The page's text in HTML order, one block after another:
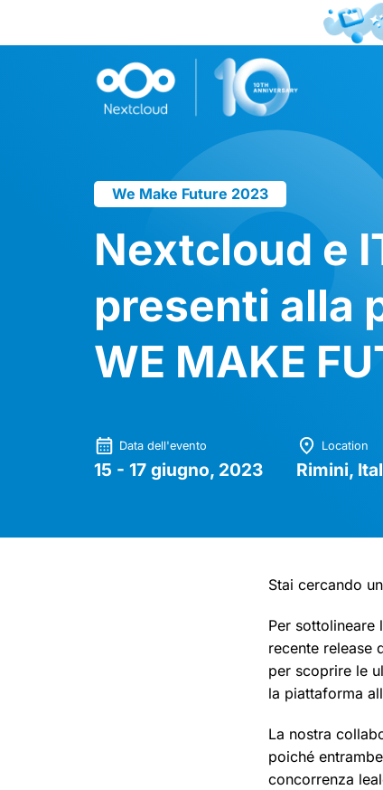
We Make Future 2023
Nextcloud e
presenti alla
WE MAKE
Data dell'evento
15 - 17 giugno, 2023
Location
Rimini,
Stai cercando
Per sottolineare
recente release
per scoprire le
la piattaforma
La nostra
poiché
concorrenza